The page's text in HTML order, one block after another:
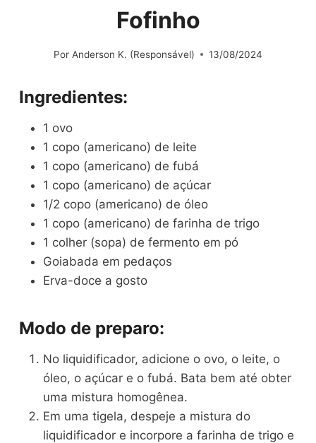
Fofinho
Por Anderson K. (Responsável) 13/08/2024
Ingredientes:
1 ovo
1 copo (americano) de leite
1 copo (americano) de fubá
1 copo (americano) de açúcar
1/2 copo (americano) de óleo
1 copo (americano) de farinha de trigo
1 colher (sopa) de fermento em pó
Goiabada em pedaços
Erva-doce a gosto
Modo de preparo:
No liquidificador, adicione o ovo, o leite, o
óleo, o açúcar e o fubá. Bata bem até obter
uma mistura homogênea.
Em uma tigela, despeje a mistura do
liquidificador e incorpore a farinha de trigo e